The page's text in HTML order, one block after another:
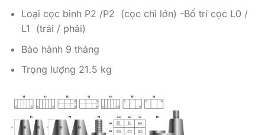
Loại cọc bình P2 /P2 (cọc chì lớn) -Bố trí cọc L0 /
L1 (trái / phải)
Bảo hành 9 tháng
Trọng lượng 21.5 kg